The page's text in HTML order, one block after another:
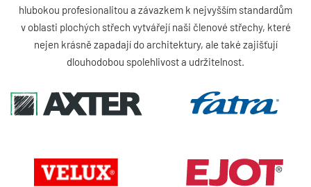
hlubokou profesionalitou a závazkem k nejvyšším standardům
v oblasti plochých střech vytvářejí naši členové střechy, které
nejen krásně zapadají do architektury, ale také zajišťují
dlouhodobou spolehlivost a udržitelnost.